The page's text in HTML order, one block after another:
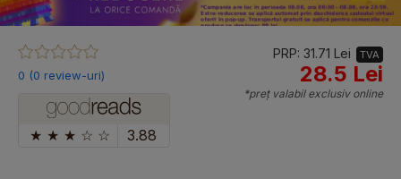
0 (0 review-uri)
★ ★ ★ ☆ ☆ 3.88
PRP: 31.71 Lei TVA
28.5 Lei
*preț valabil exclusiv online